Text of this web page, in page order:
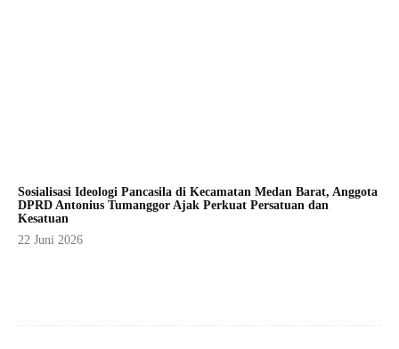
Sosialisasi Ideologi Pancasila di Kecamatan Medan Barat, Anggota
DPRD Antonius Tumanggor Ajak Perkuat Persatuan dan
Kesatuan
22 Juni 2026